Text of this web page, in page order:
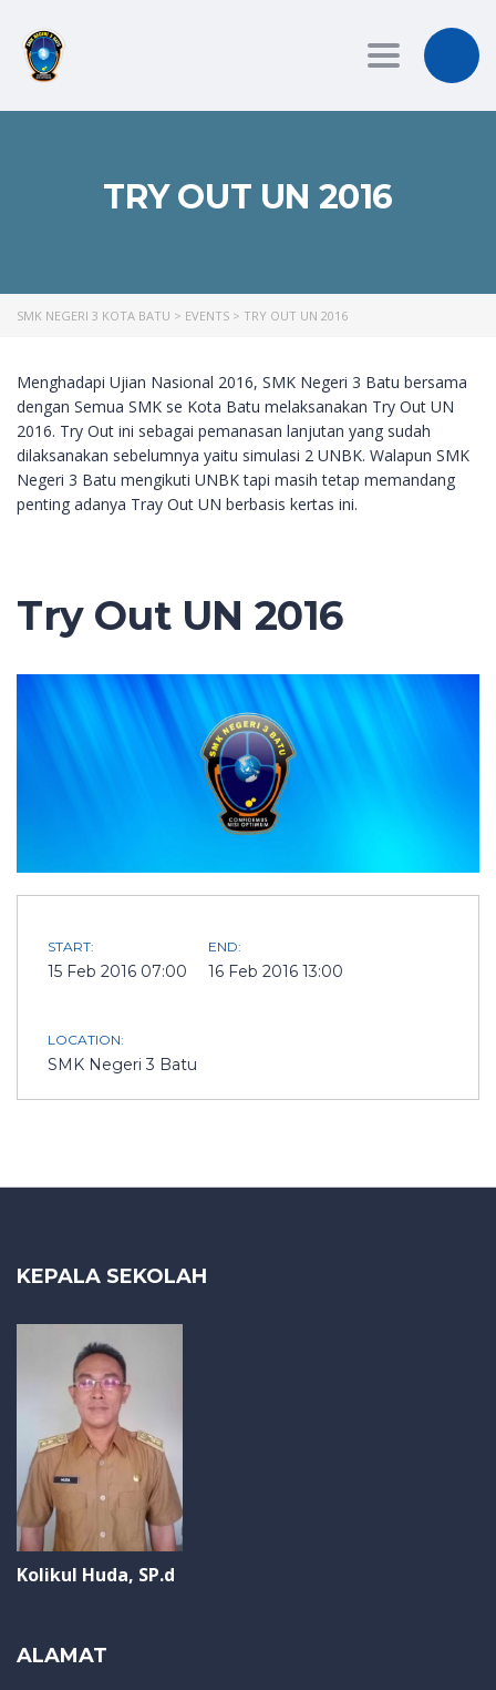
Toggle
TRY OUT UN 2016
SMK NEGERI 3 KOTA BATU > EVENTS > TRY OUT UN 2016
Menghadapi Ujian Nasional 2016, SMK Negeri 3 Batu bersama
dengan Semua SMK se Kota Batu melaksanakan Try Out UN
2016. Try Out ini sebagai pemanasan lanjutan yang sudah
dilaksanakan sebelumnya yaitu simulasi 2 UNBK. Walapun SMK
Negeri 3 Batu mengikuti UNBK tapi masih tetap memandang
penting adanya Tray Out UN berbasis kertas ini.
Try Out UN 2016
START:
15 Feb 2016 07:00
END:
16 Feb 2016 13:00
LOCATION:
SMK Negeri 3 Batu
KEPALA SEKOLAH
Kolikul Huda, SP.d
ALAMAT